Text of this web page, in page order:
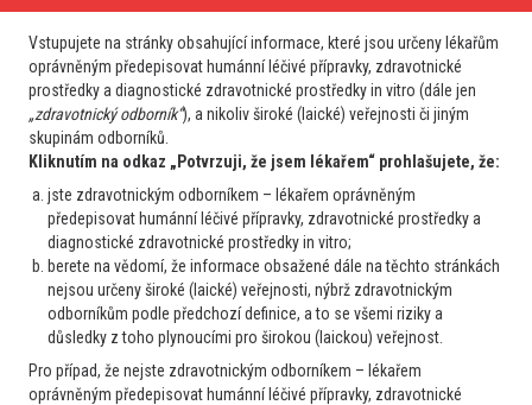
15. 4. 2025 13:29
Další případy
Praktik
Myelom
Významná elevace FW, vyšší CB, v ELFO
hypergamaglobulinemie
Vstupujete na stránky obsahující informace, které jsou určeny lékařům
oprávněným předepisovat humánní léčivé přípravky, zdravotnické
prostředky a diagnostické zdravotnické prostředky in vitro (dále jen
„zdravotnický odborník“), a nikoliv široké (laické) veřejnosti či jiným
skupinám odborníků.
Kliknutím na odkaz „Potvrzuji, že jsem lékařem“ prohlašujete, že:
jste zdravotnickým odborníkem – lékařem oprávněným
předepisovat humánní léčivé přípravky, zdravotnické prostředky a
diagnostické zdravotnické prostředky in vitro;
berete na vědomí, že informace obsažené dále na těchto stránkách
nejsou určeny široké (laické) veřejnosti, nýbrž zdravotnickým
odborníkům podle předchozí definice, a to se všemi riziky a
důsledky z toho plynoucími pro širokou (laickou) veřejnost.
Pro případ, že nejste zdravotnickým odborníkem – lékařem
oprávněným předepisovat humánní léčivé přípravky, zdravotnické